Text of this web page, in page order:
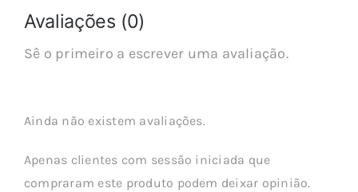
Avaliações (0)
Sê o primeiro a escrever uma avaliação.
Ainda não existem avaliações.
Apenas clientes com sessão iniciada que
compraram este produto podem deixar opinião.